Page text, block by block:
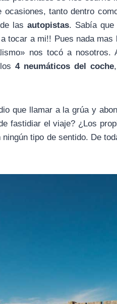
ocasiones, tanto dentro
de lasautopistas. Sabía
tocar a mi!! Pues nada
nos tocó a nosotros.
4 neumáticos del coche
que llamar a la grúa y
fastidiar el viaje? ¿Los
ningún tipo de sentido. De